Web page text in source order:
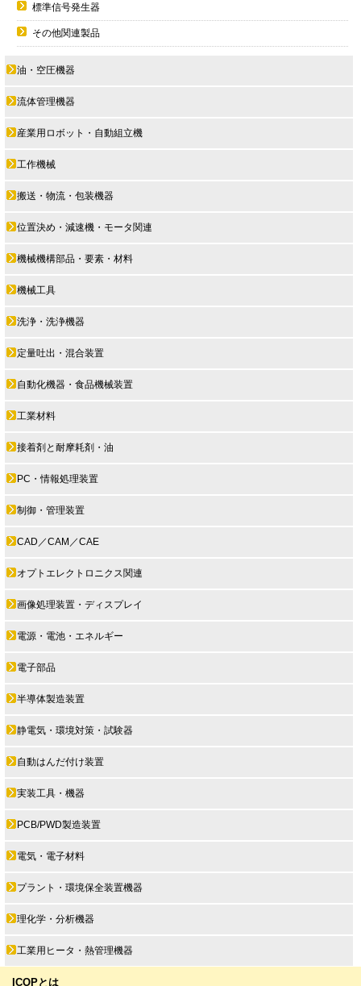
標準信号発生器
その他関連製品
油・空圧機器
流体管理機器
産業用ロボット・自動組立機
工作機械
搬送・物流・包装機器
位置決め・減速機・モータ関連
機械機構部品・要素・材料
機械工具
洗浄・洗浄機器
定量吐出・混合装置
自動化機器・食品機械装置
工業材料
接着剤と耐摩耗剤・油
PC・情報処理装置
制御・管理装置
CAD／CAM／CAE
オプトエレクトロニクス関連
画像処理装置・ディスプレイ
電源・電池・エネルギー
電子部品
半導体製造装置
静電気・環境対策・試験器
自動はんだ付け装置
実装工具・機器
PCB/PWD製造装置
電気・電子材料
プラント・環境保全装置機器
理化学・分析機器
工業用ヒータ・熱管理機器
ICOPとは